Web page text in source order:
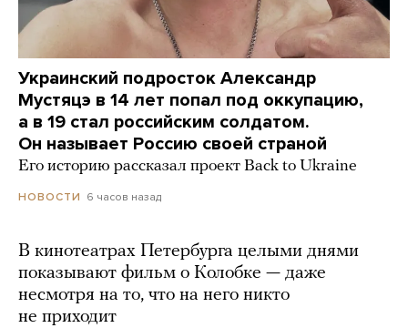
Украинский подросток Александр
Мустяцэ в 14 лет попал под оккупацию,
а в 19 стал российским солдатом.
Он называет Россию своей страной
Его историю рассказал проект Back to Ukraine
НОВОСТИ 6 часов назад
В кинотеатрах Петербурга целыми днями
показывают фильм о Колобке — даже
несмотря на то, что на него никто
не приходит